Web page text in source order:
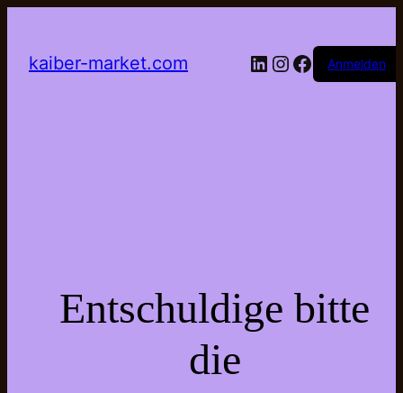
kaiber-market.com LinkedIn
Instagram
Facebook
Anmelden
Entschuldige bitte
die